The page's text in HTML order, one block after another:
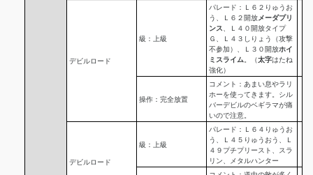
デビルロード
級：上級
パレード：Ｌ６２りゅうお
う、Ｌ６２開放メーダプリ
ンス、Ｌ４０開放タイプ
Ｇ、Ｌ４３しりょう（攻撃
不参加）、Ｌ３０開放ホイ
ミスライム。（太字はたね
強化）
操作：完全放置
コメント：あまい息やラリ
ホーを使ってきます。シル
バーデビルのベギラマが痛
いので注意。
デビルロード
級：上級
パレード：Ｌ６４りゅうお
う、Ｌ４５りゅうおう、Ｌ
４９プチプリースト、スラ
リン、メタルハンター